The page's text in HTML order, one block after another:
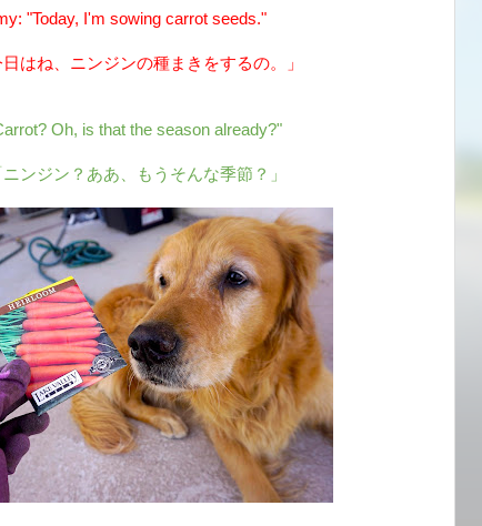
"Today, I'm sowing carrot seeds."
はね、ニンジンの種まきをするの。」
Oh, is that the season already?"
ンジン？ああ、もうそんな季節？」